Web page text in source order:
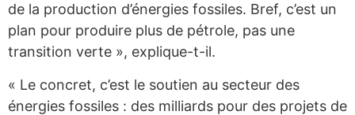
de la production d’énergies fossiles. Bref, c’est un
plan pour produire plus de pétrole, pas une
transition verte », explique-t-il.
« Le concret, c’est le soutien au secteur des
énergies fossiles : des milliards pour des projets de